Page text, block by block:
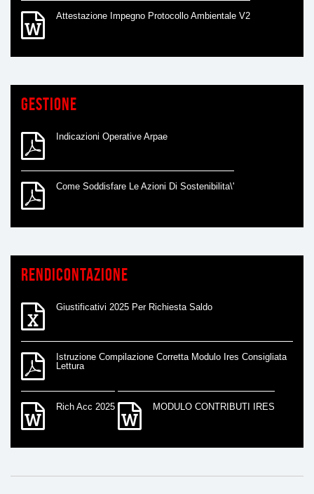
Attestazione Impegno Protocollo Ambientale V2
Gestione
Indicazioni Operative Arpae
Come Soddisfare Le Azioni Di Sostenibilita\'
Rendicontazione
Giustificativi 2025 Per Richiesta Saldo
Istruzione Compilazione Corretta Modulo Ires Consigliata
Lettura
Rich Acc 2025 MODULO CONTRIBUTI IRES